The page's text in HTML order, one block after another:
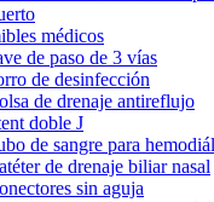
médicos
de paso de 3 vías
de desinfección
de drenaje antireflujo
doble J
de sangre para
de drenaje biliar nasal
sin aguja